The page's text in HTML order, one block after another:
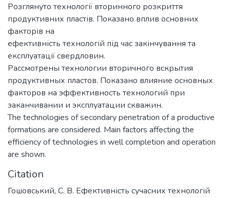
Розглянуто технології вторинного розкриття
продуктивних пластів. Показано вплив основних
факторів на
ефективність технологій під час закінчування та
експлуатації свердловин.
Рассмотрены технологии вторичного вскрытия
продуктивных пластов. Показано влияние основных
факторов на эффективность технологий при
заканчивании и эксплуатации скважин.
The technologies of secondary penetration of a productive
formations are considered. Main factors affecting the
efficiency of technologies in well completion and operation
are shown.
Citation
Гошовський, С. В. Ефективність сучасних технологій